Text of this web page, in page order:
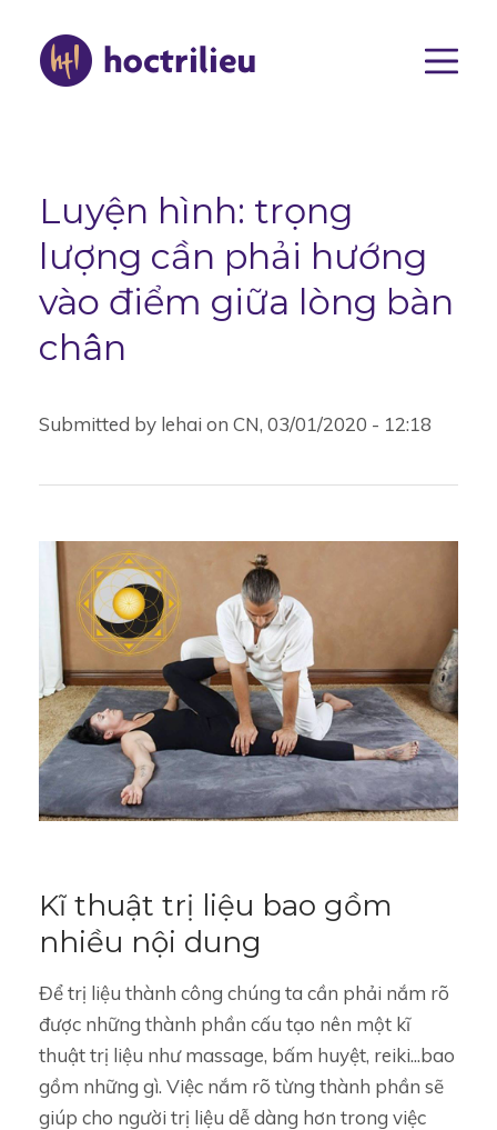
Luyện hình: trọng
lượng cần phải hướng
vào điểm giữa lòng bàn
chân
Submitted by lehai on CN, 03/01/2020 - 12:18
Kĩ thuật trị liệu bao gồm
nhiều nội dung
Để trị liệu thành công chúng ta cần phải nắm rõ
được những thành phần cấu tạo nên một kĩ
thuật trị liệu như massage, bấm huyệt, reiki...bao
gồm những gì. Việc nắm rõ từng thành phần sẽ
giúp cho người trị liệu dễ dàng hơn trong việc